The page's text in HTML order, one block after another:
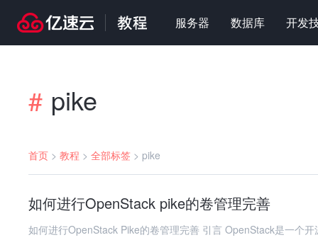
服务器 数据库 开发
# pike
首页 > 教程 > 全部标签 > pike
如何进行OpenStack pike的卷管理完善
如何进行OpenStack Pike的卷管理完善 引言 OpenStack是一个开源的云计算平台，提供了包括计算、存储、网络等多种服务。在